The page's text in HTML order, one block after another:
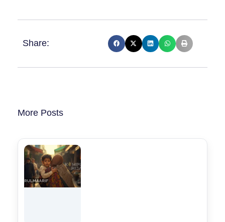
Share:
More Posts